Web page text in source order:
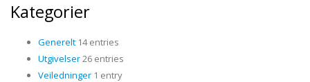
Kategorier
Generelt 14 entries
Utgivelser26 entries
Veiledninger 1 entry